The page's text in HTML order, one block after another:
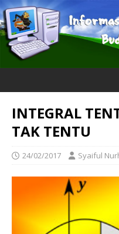
INTEGRAL
TAK TENTU
24/02/2017 Syaiful